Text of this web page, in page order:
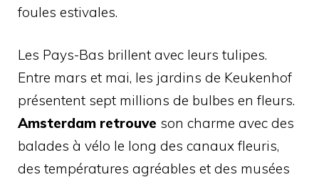
foules estivales.
Les Pays-Bas brillent avec leurs tulipes.
Entre mars et mai, les jardins de Keukenhof
présentent sept millions de bulbes en fleurs.
Amsterdam retrouve son charme avec des
balades à vélo le long des canaux fleuris,
des températures agréables et des musées